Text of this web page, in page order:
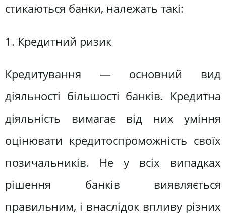
стикаються банки, належать такі:
1. Кредитний ризик
Кредитування — основний вид
діяльності більшості банків. Кредитна
діяльність вимагає від них уміння
оцінювати кредитоспроможність своїх
позичальників. Не у всіх випадках
рішення банків виявляється
правильним, і внаслідок впливу різних